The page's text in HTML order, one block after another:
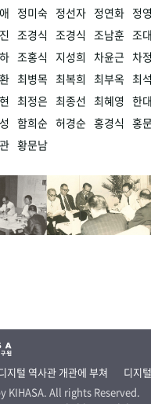
정미숙 정선자 정연화 정
조경식 조경식 조남훈 조
조홍식 지성희 차윤근 차
최병목 최복희 최부옥 최
최정은 최종선 최혜영 한
함희순 허경순 홍경식 홍
황문남
지털 역사관 개관에 부쳐
디지
All rights Reserved.